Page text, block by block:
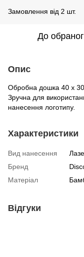
Замовлення від 2 шт.
До
Опис
Обробна дошка 40 х
Зручна для
нанесення логотипу.
Характеристики
Вид нанесення
Бренд
Матеріал
Відгуки